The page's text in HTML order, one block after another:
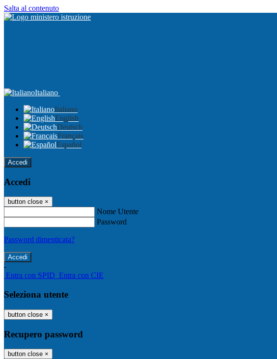
Salta al contenuto
Italiano
Italiano
English
Deutsch
Français
Español
Accedi
Accedi
button close ×
Nome Utente
Password
Password dimenticata?
-
Entra con SPID Entra con CIE
Seleziona utente
button close ×
Recupero password
button close ×